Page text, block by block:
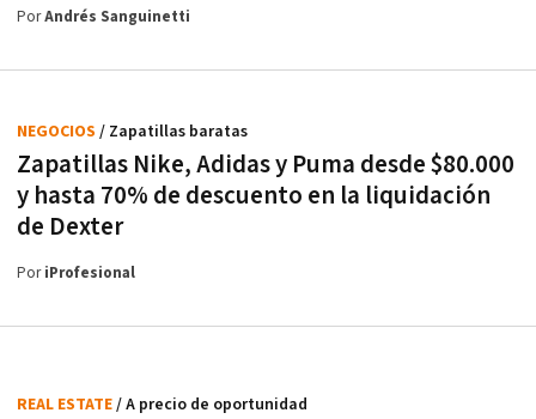
PorAndrés Sanguinetti
Zapatillas Nike, Adidas y Puma desde $80.000
y hasta 70% de descuento en la liquidación
de Dexter
NEGOCIOS / Zapatillas baratas
PoriProfesional
REAL ESTATE/ A precio de oportunidad